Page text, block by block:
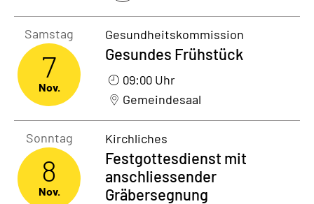
Samstag
7
Nov.
Gesundes Frühstück
Gesundheitskommission
09:00 Uhr
Gemeindesaal
Sonntag
8
Nov.
Festgottesdienst mit
anschliessender
Gräbersegnung
Kirchliches